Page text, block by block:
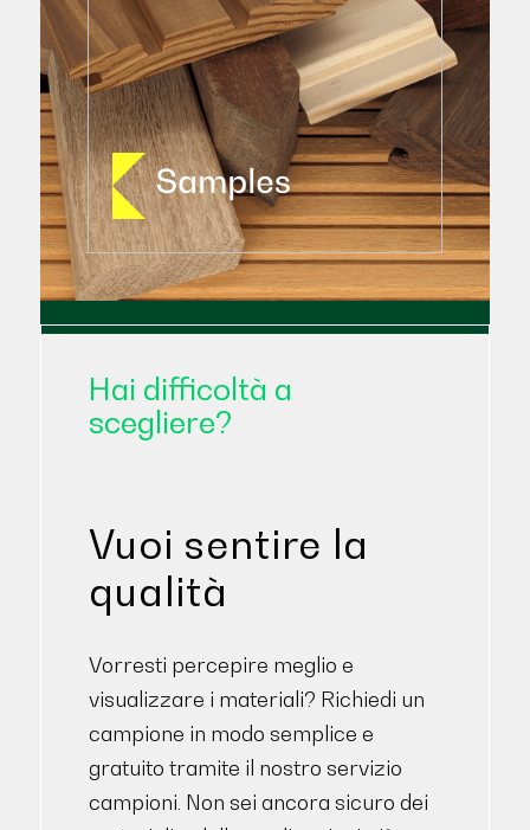
Tulipano
Hai difficoltà a
scegliere?
Vuoi sentire la
qualità
Vorresti percepire meglio e
visualizzare i materiali? Richiedi un
campione in modo semplice e
gratuito tramite il nostro servizio
campioni. Non sei ancora sicuro dei